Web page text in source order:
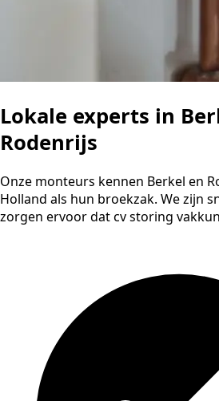
Lokale experts in
Rodenrijs
Onze monteurs kennen Berkel en
Holland als hun broekzak. We zijn
zorgen ervoor dat cv storing